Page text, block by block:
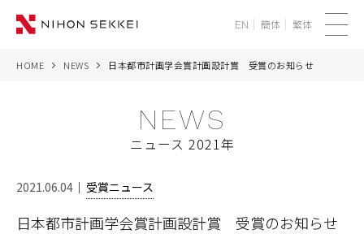
EN 簡体 繁体
HOME NEWS 日本都市計画学会賞計画設計賞 受賞のお知らせ
NEWS
ニュース 2021年
2021.06.04 受賞ニュース
日本都市計画学会賞計画設計賞 受賞のお知らせ